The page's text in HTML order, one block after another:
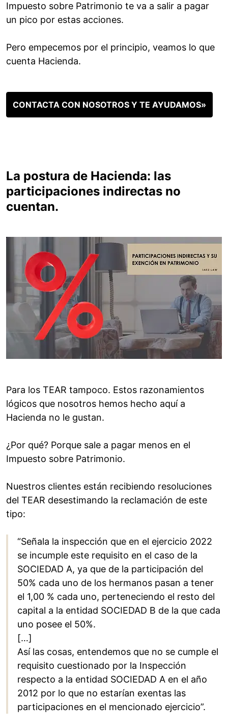
Impuesto sobre Patrimonio te va a salir a pagar
un pico por estas acciones.
Pero empecemos por el principio, veamos lo que
cuenta Hacienda.
CONTACTA CON NOSOTROS Y TE AYUDAMOS»
La postura de Hacienda: las
participaciones indirectas no
cuentan.
Para los TEAR tampoco. Estos razonamientos
lógicos que nosotros hemos hecho aquí a
Hacienda no le gustan.
¿Por qué? Porque sale a pagar menos en el
Impuesto sobre Patrimonio.
Nuestros clientes están recibiendo resoluciones
del TEAR desestimando la reclamación de este
tipo:
“Señala la inspección que en el ejercicio 2022
se incumple este requisito en el caso de la
SOCIEDAD A, ya que de la participación del
50% cada uno de los hermanos pasan a tener
el 1,00 % cada uno, perteneciendo el resto del
capital a la entidad SOCIEDAD B de la que cada
uno posee el 50%.
[…]
Así las cosas, entendemos que no se cumple el
requisito cuestionado por la Inspección
respecto a la entidad SOCIEDAD A en el año
2012 por lo que no estarían exentas las
participaciones en el mencionado ejercicio”.